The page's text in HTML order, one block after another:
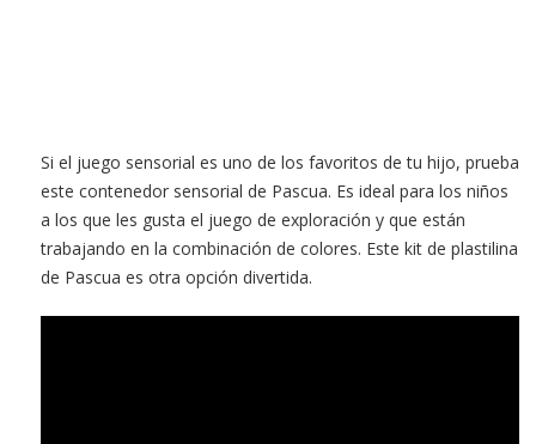
Si el juego sensorial es uno de los favoritos de tu hijo, prueba
este contenedor sensorial de Pascua. Es ideal para los niños
a los que les gusta el juego de exploración y que están
trabajando en la combinación de colores. Este kit de plastilina
de Pascua es otra opción divertida.